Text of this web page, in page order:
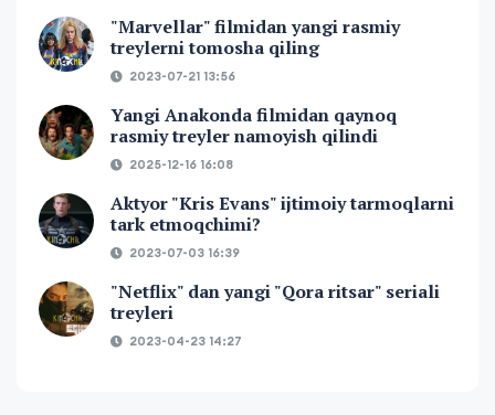
"Marvellar" filmidan yangi rasmiy
treylerni tomosha qiling
2023-07-21 13:56
Yangi Anakonda filmidan qaynoq
rasmiy treyler namoyish qilindi
2025-12-16 16:08
Aktyor "Kris Evans" ijtimoiy tarmoqlarni
tark etmoqchimi?
2023-07-03 16:39
"Netflix" dan yangi "Qora ritsar" seriali
treyleri
2023-04-23 14:27